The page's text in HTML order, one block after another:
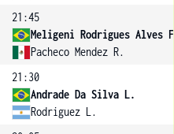
21:45
Meligeni Rodrigues Alves F.
Pacheco Mendez R.
21:30
Andrade Da Silva L.
Rodriguez L.